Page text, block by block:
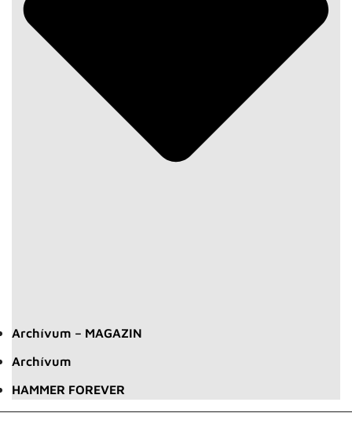
Archívum – MAGAZIN
Archívum
HAMMER FOREVER